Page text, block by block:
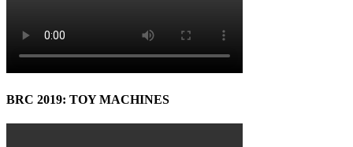
BRC 2019: TOY MACHINES